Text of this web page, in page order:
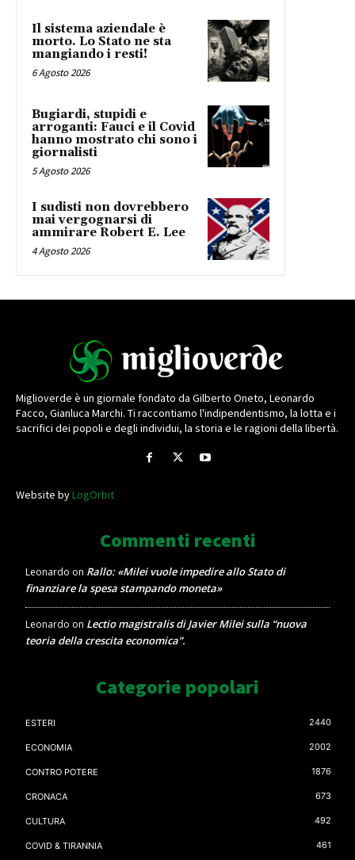
Il sistema aziendale è
morto. Lo Stato ne sta
mangiando i resti!
6 Agosto 2026
Bugiardi, stupidi e
arroganti: Fauci e il Covid
hanno mostrato chi sono i
giornalisti
5 Agosto 2026
I sudisti non dovrebbero
mai vergognarsi di
ammirare Robert E. Lee
4 Agosto 2026
Miglioverde è un giornale fondato da Gilberto Oneto, Leonardo
Facco, Gianluca Marchi. Ti raccontiamo l'indipendentismo, la lotta e i
sacrifici dei popoli e degli individui, la storia e le ragioni della libertà.
Website byLogOrbit
Commenti recenti
Leonardo on Rallo: «Milei vuole impedire allo Stato di
finanziare la spesa stampando moneta»
Leonardo on Lectio magistralis di Javier Milei sulla “nuova
teoria della crescita economica”.
Categorie popolari
ESTERI 2440
ECONOMIA 2002
CONTRO POTERE 1876
CRONACA 673
CULTURA 492
COVID & TIRANNIA 461